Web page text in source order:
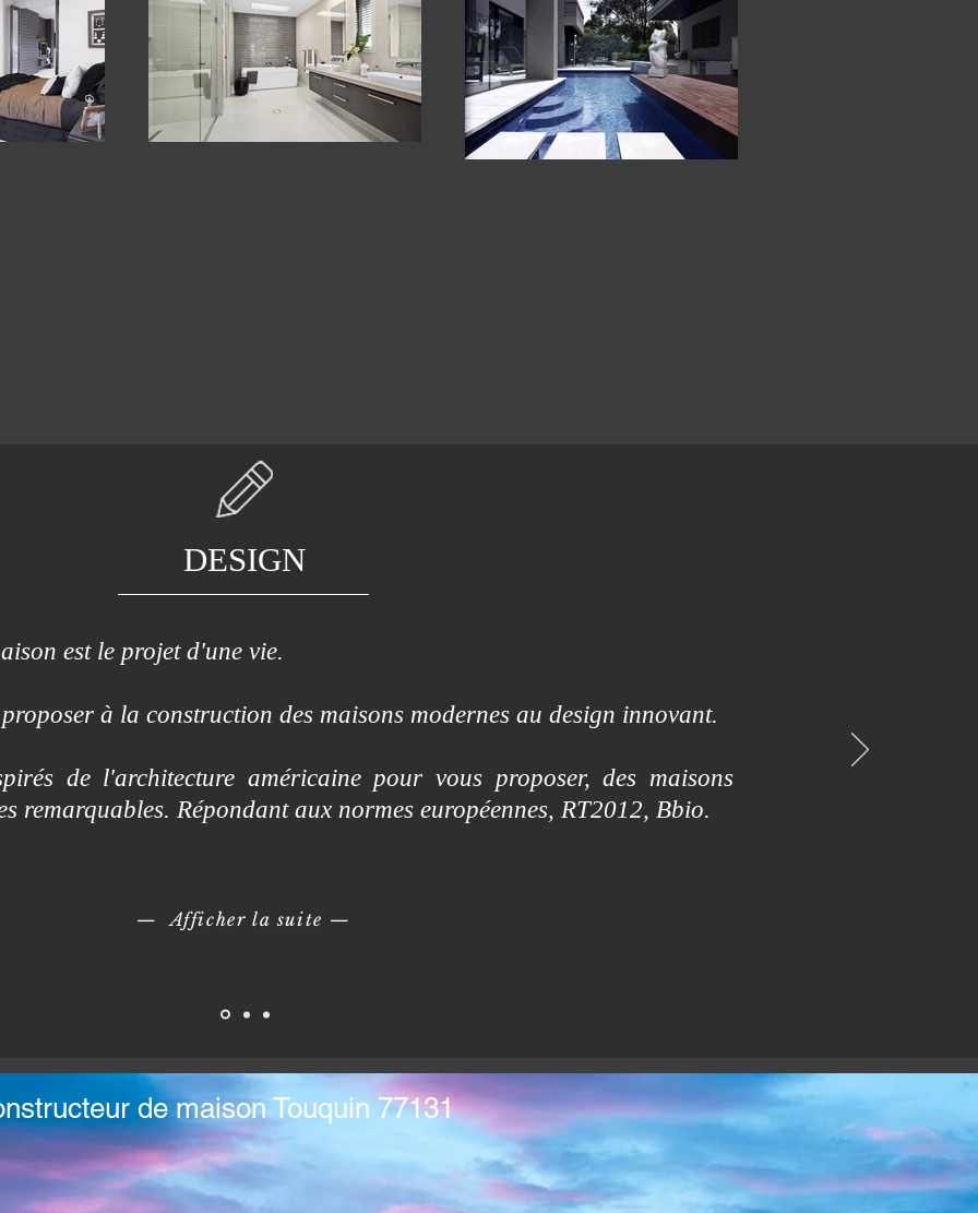
DESIGN
est le projet d'une vie.
à la construction des maisons modernes au design innovant.
de l'architecture américaine pour vous proposer, des maisons
remarquables. Répondant aux normes européennes, RT2012, Bbio.
— Afficher la suite —
de maison Touquin 77131